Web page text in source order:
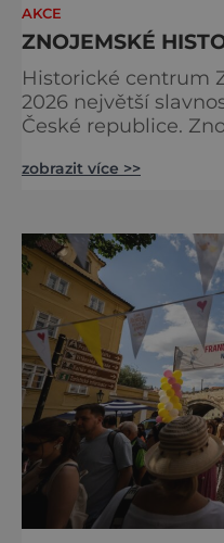
AKCE
ZNOJEMSKÉ
Historické centrum
2026 největší
České republice.
scén, stovky
českých interpretů.
město promění v
kde se historie
zobrazit více >>